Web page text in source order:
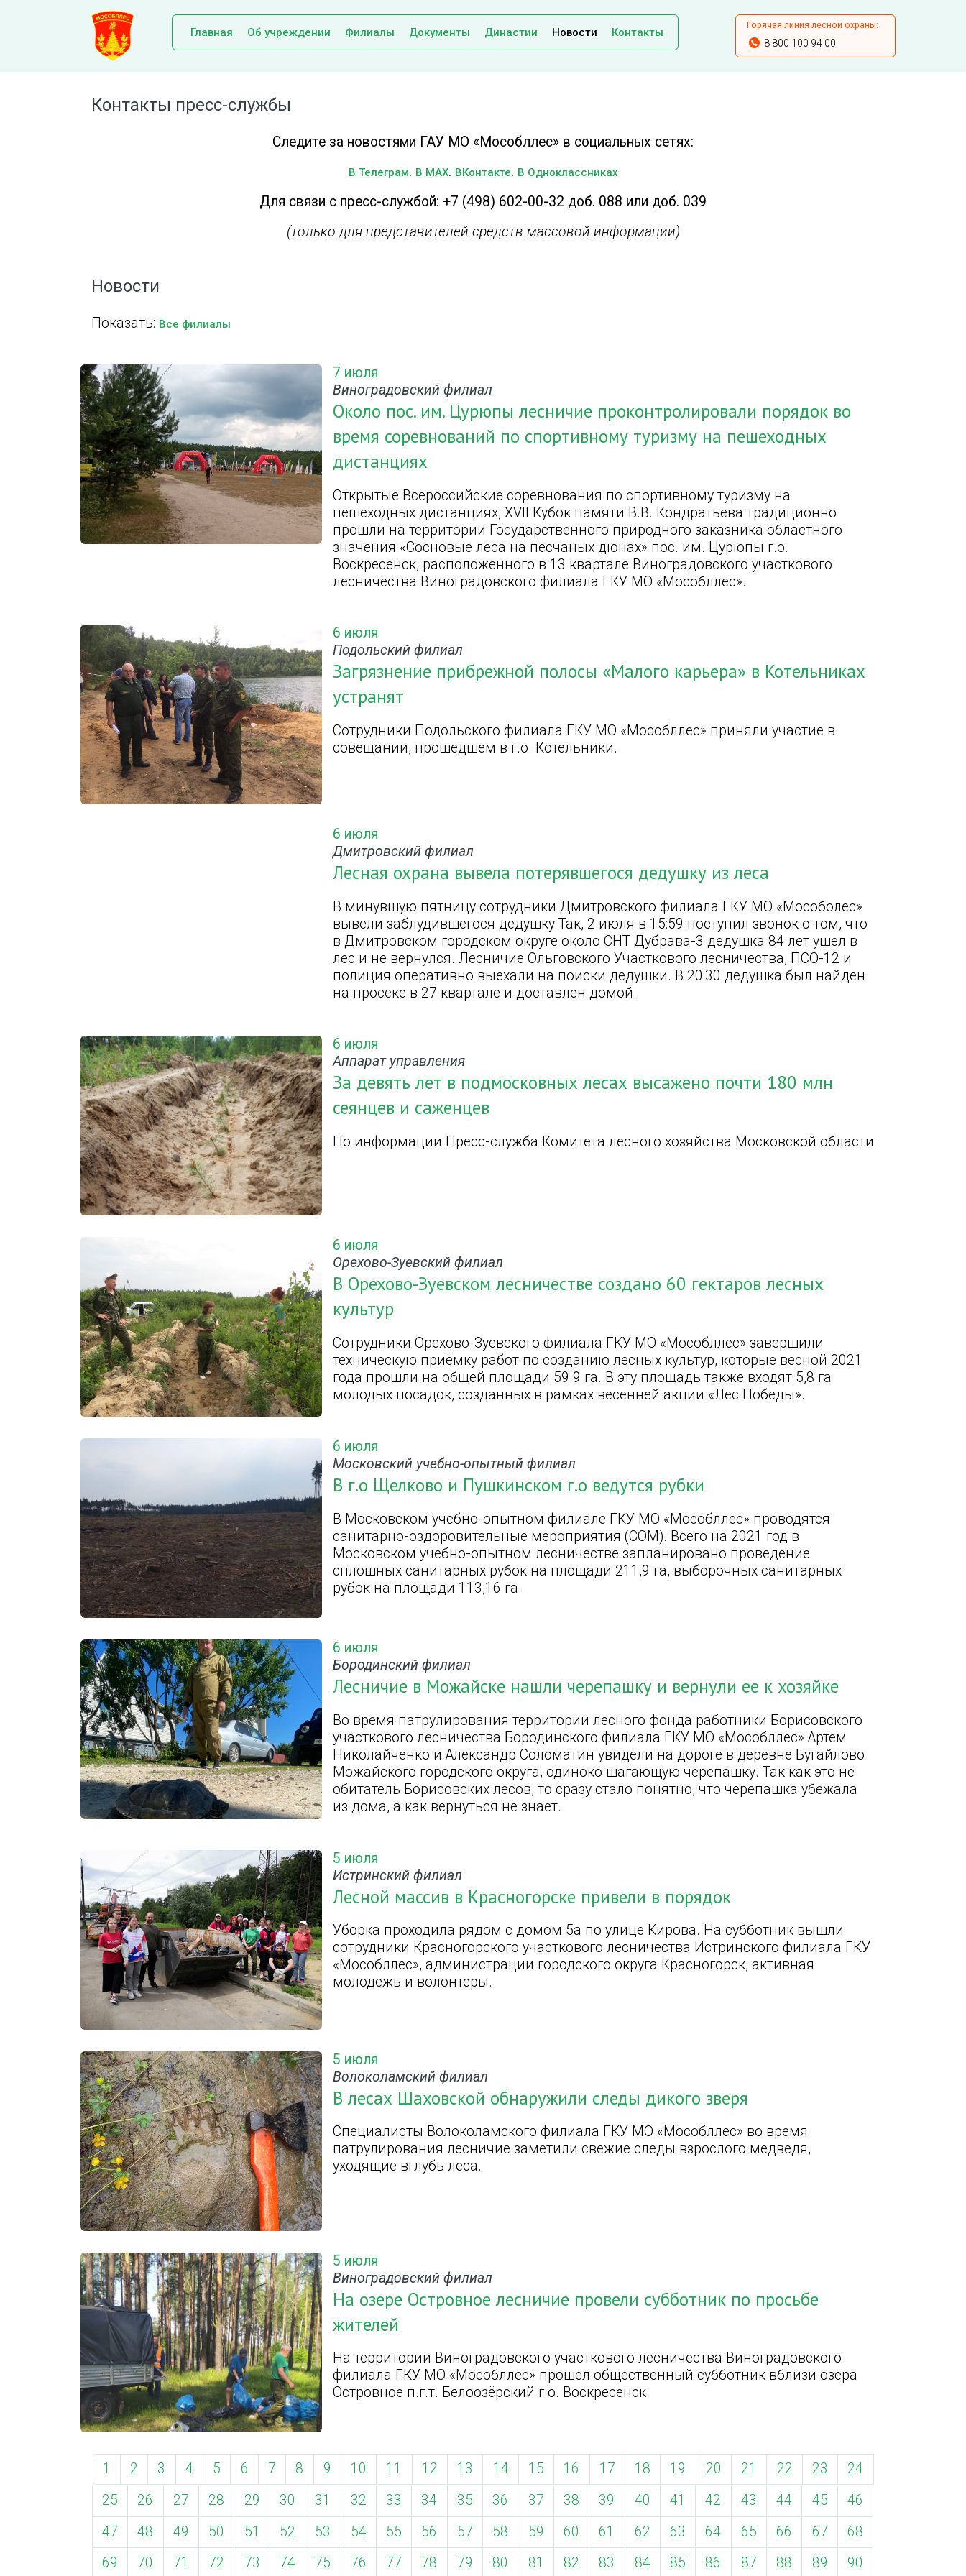
Главная Об учреждении Филиалы Документы Династии Новости Контакты
Горячая линия лесной охраны:
8 800 100 94 00
Контакты пресс-службы
Следите за новостями ГАУ МО «Мособллес» в социальных сетях:
В Телеграм. В MAX. ВКонтакте. В Одноклассниках
Для связи с пресс-службой: +7 (498) 602-00-32 доб. 088 или доб. 039
(только для представителей средств массовой информации)
Новости
Показать: Все филиалы
7 июля
Виноградовский филиал
Около пос. им. Цурюпы лесничие проконтролировали порядок во
время соревнований по спортивному туризму на пешеходных
дистанциях
Открытые Всероссийские соревнования по спортивному туризму на
пешеходных дистанциях, XVII Кубок памяти В.В. Кондратьева традиционно
прошли на территории Государственного природного заказника областного
значения «Сосновые леса на песчаных дюнах» пос. им. Цурюпы г.о.
Воскресенск, расположенного в 13 квартале Виноградовского участкового
лесничества Виноградовского филиала ГКУ МО «Мособллес».
6 июля
Подольский филиал
Загрязнение прибрежной полосы «Малого карьера» в Котельниках
устранят
Сотрудники Подольского филиала ГКУ МО «Мособллес» приняли участие в
совещании, прошедшем в г.о. Котельники.
6 июля
Дмитровский филиал
Лесная охрана вывела потерявшегося дедушку из леса
В минувшую пятницу сотрудники Дмитровского филиала ГКУ МО «Мособолес»
вывели заблудившегося дедушку Так, 2 июля в 15:59 поступил звонок о том, что
в Дмитровском городском округе около СНТ Дубрава-3 дедушка 84 лет ушел в
лес и не вернулся. Лесничие Ольговского Участкового лесничества, ПСО-12 и
полиция оперативно выехали на поиски дедушки. В 20:30 дедушка был найден
на просеке в 27 квартале и доставлен домой.
6 июля
Аппарат управления
За девять лет в подмосковных лесах высажено почти 180 млн
сеянцев и саженцев
По информации Пресс-служба Комитета лесного хозяйства Московской области
6 июля
Орехово-Зуевский филиал
В Орехово-Зуевском лесничестве создано 60 гектаров лесных
культур
Сотрудники Орехово-Зуевского филиала ГКУ МО «Мособллес» завершили
техническую приёмку работ по созданию лесных культур, которые весной 2021
года прошли на общей площади 59.9 га. В эту площадь также входят 5,8 га
молодых посадок, созданных в рамках весенней акции «Лес Победы».
6 июля
Московский учебно-опытный филиал
В г.о Щелково и Пушкинском г.о ведутся рубки
В Московском учебно-опытном филиале ГКУ МО «Мособллес» проводятся
санитарно-оздоровительные мероприятия (СОМ). Всего на 2021 год в
Московском учебно-опытном лесничестве запланировано проведение
сплошных санитарных рубок на площади 211,9 га, выборочных санитарных
рубок на площади 113,16 га.
6 июля
Бородинский филиал
Лесничие в Можайске нашли черепашку и вернули ее к хозяйке
Во время патрулирования территории лесного фонда работники Борисовского
участкового лесничества Бородинского филиала ГКУ МО «Мособллес» Артем
Николайченко и Александр Соломатин увидели на дороге в деревне Бугайлово
Можайского городского округа, одиноко шагающую черепашку. Так как это не
обитатель Борисовских лесов, то сразу стало понятно, что черепашка убежала
из дома, а как вернуться не знает.
5 июля
Истринский филиал
Лесной массив в Красногорске привели в порядок
Уборка проходила рядом с домом 5а по улице Кирова. На субботник вышли
сотрудники Красногорского участкового лесничества Истринского филиала ГКУ
«Мособллес», администрации городского округа Красногорск, активная
молодежь и волонтеры.
5 июля
Волоколамский филиал
В лесах Шаховской обнаружили следы дикого зверя
Специалисты Волоколамского филиала ГКУ МО «Мособллес» во время
патрулирования лесничие заметили свежие следы взрослого медведя,
уходящие вглубь леса.
5 июля
Виноградовский филиал
На озере Островное лесничие провели субботник по просьбе
жителей
На территории Виноградовского участкового лесничества Виноградовского
филиала ГКУ МО «Мособллес» прошел общественный субботник вблизи озера
Островное п.г.т. Белоозёрский г.о. Воскресенск.
1 2 3 4 5 6 7 8 9 10 11 12 13 14 15 16 17 18 19 20 21 22 23
24
25
26 27 28 29 30 31 32 33 34 35 36 37 38 39 40 41 42 43 44 45
46
47
48 49 50 51 52 53 54 55 56 57 58 59 60 61 62 63 64 65 66 67
68
69
70 71 72 73 74 75 76 77 78 79 80 81 82 83 84 85 86 87 88 89 90